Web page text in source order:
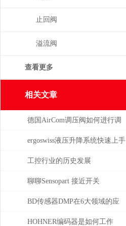
止回阀
溢流阀
查看更多
相关文章
德国AirCom调压阀如何进行调
压，一分钟了解！
ergoswiss液压升降系统快速上手
指南
工控行业的历史发展
聊聊Sensopart 接近开关
BD传感器DMP在6大领域的应
用分析
HOHNER编码器是如何工作